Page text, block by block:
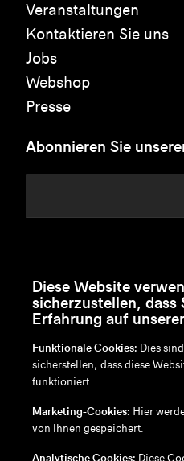
Veranstaltungen
Kontaktieren Sie uns
Jobs
Webshop
Presse
Abonnieren Sie
en/nl/fr/de
Disclaimer
Cookie-Richtlinie
Diese Website
sicherzustellen, dass
Erfahrung auf
Funktionale Cookies: Dies
sicherstellen, dass diese
funktioniert.
Marketing-Cookies: Hier
von Ihnen gespeichert.
Analytische Cookies: Diese